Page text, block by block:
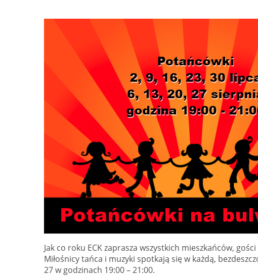
Jak co roku ECK zaprasza wszystkich mieszkańców,
Miłośnicy tańca i muzyki spotkają się w każdą,
27 w godzinach 19:00 – 21:00.